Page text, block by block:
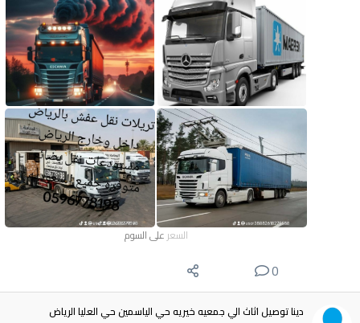
السعر على السوم
0
دينا توصيل اثاث الي جمعيه خيريه حي الياسمين حي العليا الرياض